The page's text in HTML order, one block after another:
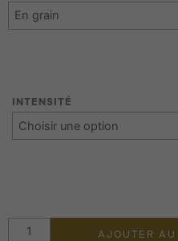
INTENSITÉ
de
Café
Yirgacheffe
AJOUTER AU